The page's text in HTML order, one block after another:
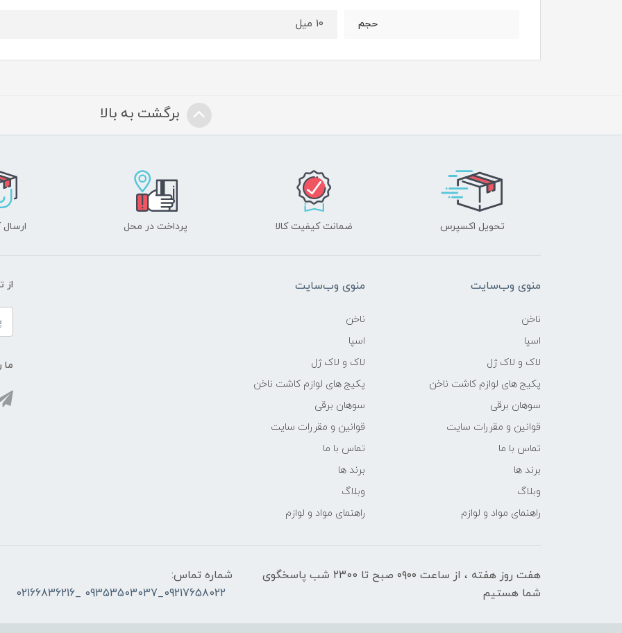
حجم 10 میل
برگشت به بالا
تحویل اکسپرس ضمانت کیفیت کالا پرداخت در محل ارسال
منوی وب‌سایت
ناخن
اسپا
لاک و لاک ژل
پکیج های لوازم کاشت ناخن
سوهان برقی
قوانین و مقررات سایت
تماس با ما
برند ها
وبلاگ
راهنمای مواد و لوازم
منوی وب‌سایت
ناخن
اسپا
لاک و لاک ژل
پکیج های لوازم کاشت ناخن
سوهان برقی
قوانین و مقررات سایت
تماس با ما
برند ها
وبلاگ
راهنمای مواد و لوازم
از
ما
هفت روز هفته ، از ساعت ۰۹۰۰ صبح تا ۲۳00 شب پاسخگوی
شما هستیم
شماره تماس:
09217658022_09353503037 _02166836216